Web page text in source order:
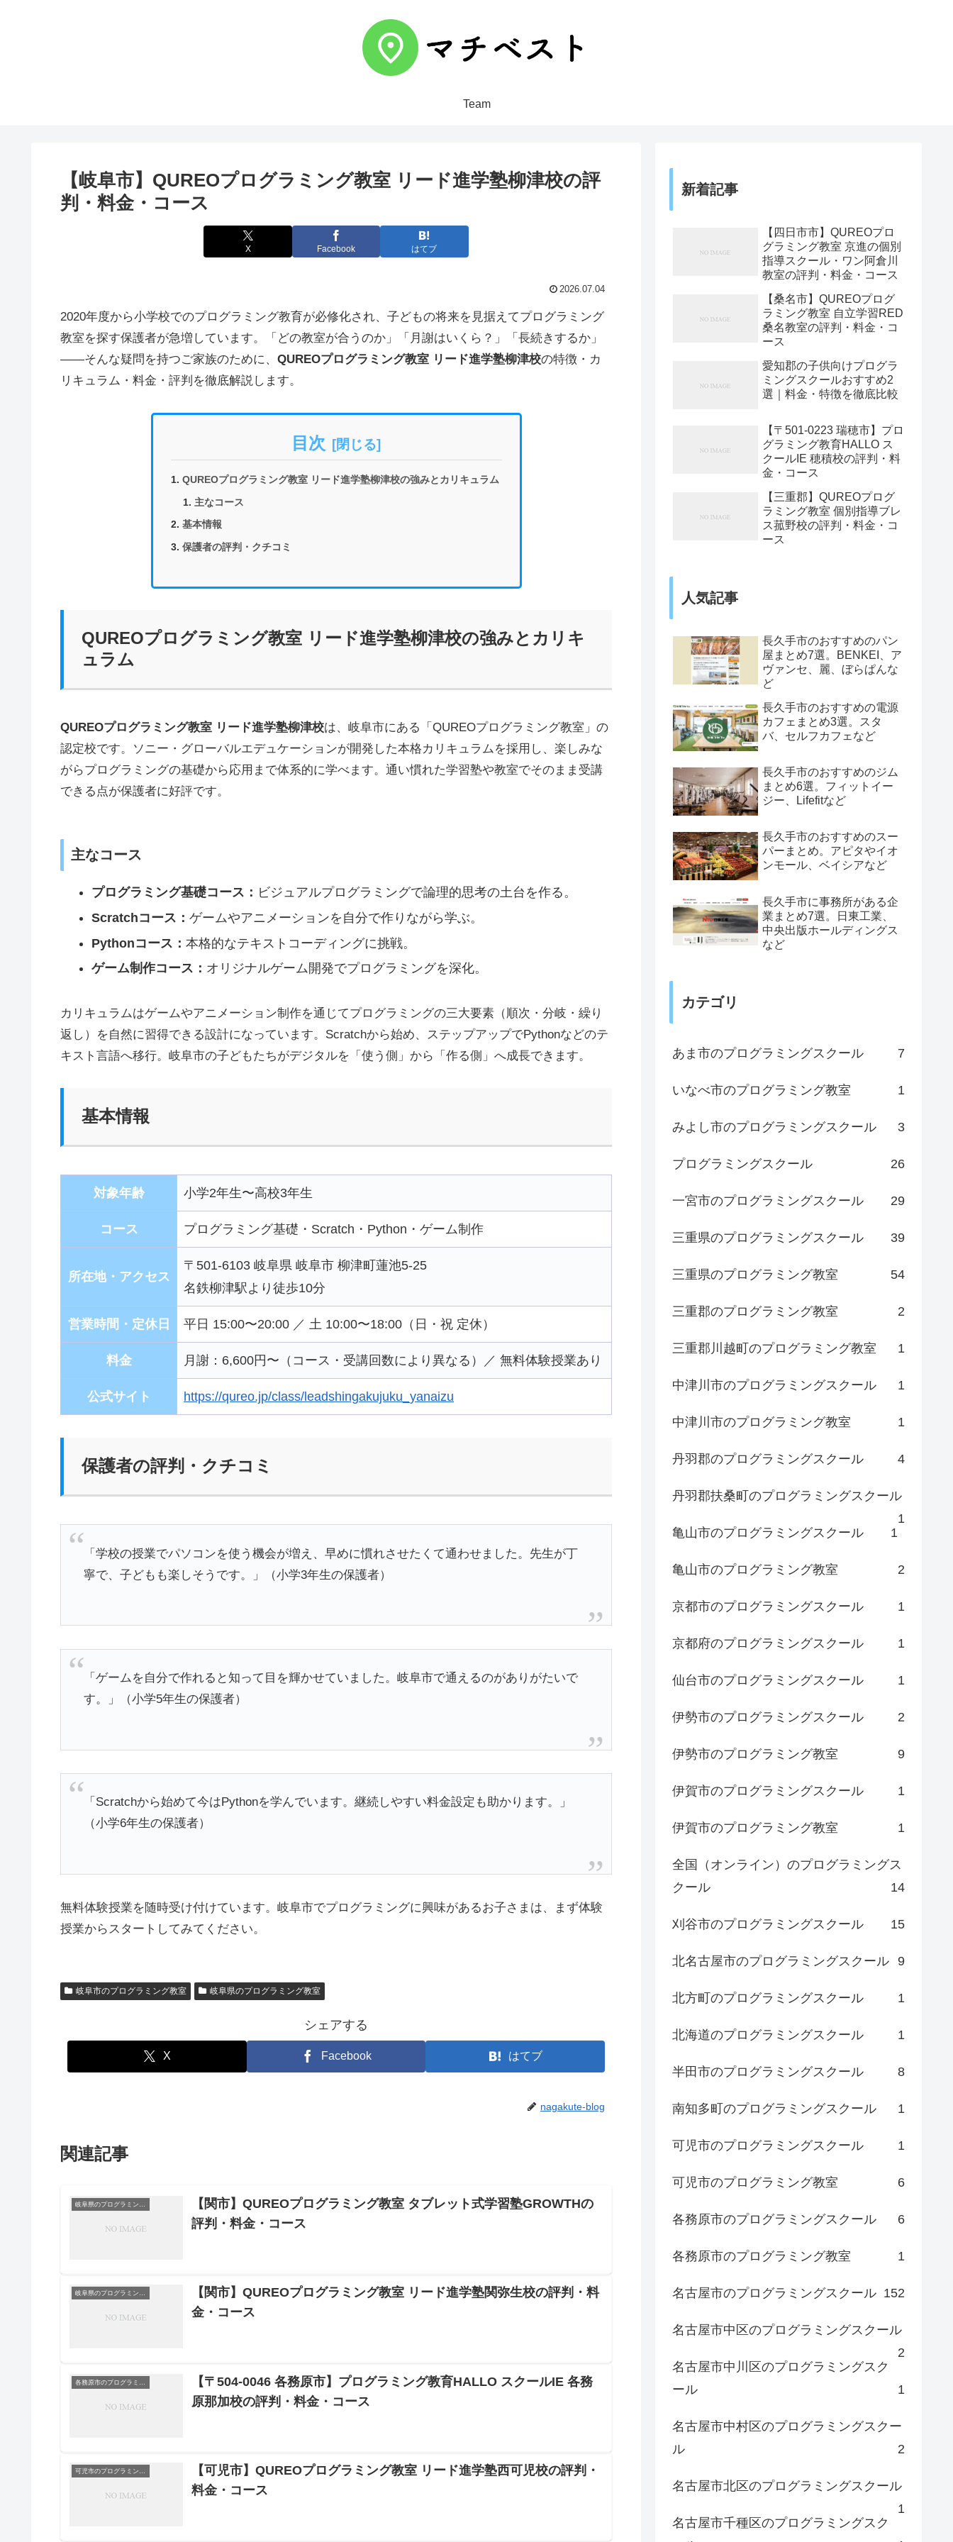
Team
【岐阜市】QUREOプログラミング教室 リード進学塾柳津校の評
判・料金・コース
X Facebook はてブ
2026.07.04
2020年度から小学校でのプログラミング教育が必修化され、子どもの将来を見据えてプログラミング
教室を探す保護者が急増しています。「どの教室が合うのか」「月謝はいくら？」「長続きするか」
——そんな疑問を持つご家族のために、 QUREOプログラミング教室 リード進学塾柳津校の特徴・カ
リキュラム・料金・評判を徹底解説します。
目次
QUREOプログラミング教室 リード進学塾柳津校の強みとカリキュラム
主なコース
基本情報
保護者の評判・クチコミ
QUREOプログラミング教室 リード進学塾柳津校の強みとカリキ
ュラム
QUREOプログラミング教室 リード進学塾柳津校は、岐阜市にある「QUREOプログラミング教室」の
認定校です。ソニー・グローバルエデュケーションが開発した本格カリキュラムを採用し、楽しみな
がらプログラミングの基礎から応用まで体系的に学べます。通い慣れた学習塾や教室でそのまま受講
できる点が保護者に好評です。
主なコース
プログラミング基礎コース： ビジュアルプログラミングで論理的思考の土台を作る。
Scratchコース： ゲームやアニメーションを自分で作りながら学ぶ。
Pythonコース： 本格的なテキストコーディングに挑戦。
ゲーム制作コース： オリジナルゲーム開発でプログラミングを深化。
カリキュラムはゲームやアニメーション制作を通じてプログラミングの三大要素（順次・分岐・繰り
返し）を自然に習得できる設計になっています。Scratchから始め、ステップアップでPythonなどのテ
キスト言語へ移行。岐阜市の子どもたちがデジタルを「使う側」から「作る側」へ成長できます。
基本情報
対象年齢 小学2年生〜高校3年生
コース プログラミング基礎・Scratch・Python・ゲーム制作
所在地・アクセス
〒501-6103 岐阜県 岐阜市 柳津町蓮池5-25
名鉄柳津駅より徒歩10分
営業時間・定休日 平日 15:00〜20:00 ／ 土 10:00〜18:00（日・祝 定休）
料金 月謝：6,600円〜（コース・受講回数により異なる）／ 無料体験授業あり
公式サイト https://qureo.jp/class/leadshingakujuku_yanaizu
保護者の評判・クチコミ
「学校の授業でパソコンを使う機会が増え、早めに慣れさせたくて通わせました。先生が丁
寧で、子どもも楽しそうです。」（小学3年生の保護者）
「ゲームを自分で作れると知って目を輝かせていました。岐阜市で通えるのがありがたいで
す。」（小学5年生の保護者）
「Scratchから始めて今はPythonを学んでいます。継続しやすい料金設定も助かります。」
（小学6年生の保護者）
無料体験授業を随時受け付けています。岐阜市でプログラミングに興味があるお子さまは、まず体験
授業からスタートしてみてください。
岐阜市のプログラミング教室 岐阜県のプログラミング教室
シェアする
X Facebook はてブ
nagakute-blog
関連記事
【関市】QUREOプログラミング教室 タブレット式学習塾GROWTHの
評判・料金・コース
岐阜県のプログラミング教室
【関市】QUREOプログラミング教室 リード進学塾関弥生校の評判・料
金・コース
【〒504-0046 各務原市】プログラミング教育HALLO スクールIE 各務
原那加校の評判・料金・コース
可児市のプログラミング教室
【可児市】QUREOプログラミング教室 リード進学塾西可児校の評判・
料金・コース
新着記事
【四日市市】QUREOプロ
グラミング教室 京進の個別
指導スクール・ワン阿倉川
教室の評判・料金・コース
【桑名市】QUREOプログ
ラミング教室 自立学習RED
桑名教室の評判・料金・コ
ース
愛知郡の子供向けプログラ
ミングスクールおすすめ2
選｜料金・特徴を徹底比較
【〒501-0223 瑞穂市】プロ
グラミング教育HALLO ス
クールIE 穂積校の評判・料
金・コース
【三重郡】QUREOプログ
ラミング教室 個別指導ブレ
ス菰野校の評判・料金・コ
ース
人気記事
長久手市のおすすめのパン
屋まとめ7選。BENKEI、ア
ヴァンセ、麗、ぼらぱんな
ど
長久手市のおすすめの電源
カフェまとめ3選。スタ
バ、セルフカフェなど
長久手市のおすすめのジム
まとめ6選。フィットイー
ジー、Lifefitなど
長久手市のおすすめのスー
パーまとめ。アピタやイオ
ンモール、ベイシアなど
長久手市に事務所がある企
業まとめ7選。日東工業、
中央出版ホールディングス
など
カテゴリ
あま市のプログラミングスクール 7
いなべ市のプログラミング教室 1
みよし市のプログラミングスクール 3
プログラミングスクール 26
一宮市のプログラミングスクール 29
三重県のプログラミングスクール 39
三重県のプログラミング教室 54
三重郡のプログラミング教室 2
三重郡川越町のプログラミング教室 1
中津川市のプログラミングスクール 1
中津川市のプログラミング教室 1
丹羽郡のプログラミングスクール 4
丹羽郡扶桑町のプログラミングスクール
1
亀山市のプログラミングスクール
1
亀山市のプログラミング教室 2
京都市のプログラミングスクール 1
京都府のプログラミングスクール 1
仙台市のプログラミングスクール 1
伊勢市のプログラミングスクール 2
伊勢市のプログラミング教室 9
伊賀市のプログラミングスクール 1
伊賀市のプログラミング教室 1
全国（オンライン）のプログラミングス
クール
14
刈谷市のプログラミングスクール 15
北名古屋市のプログラミングスクール 9
北方町のプログラミングスクール 1
北海道のプログラミングスクール 1
半田市のプログラミングスクール 8
南知多町のプログラミングスクール 1
可児市のプログラミングスクール 1
可児市のプログラミング教室 6
各務原市のプログラミングスクール 6
各務原市のプログラミング教室 1
名古屋市のプログラミングスクール 152
名古屋市中区のプログラミングスクール
2
名古屋市中川区のプログラミングスク
ール
1
名古屋市中村区のプログラミングスクー
ル
2
名古屋市北区のプログラミングスクール
1
名古屋市千種区のプログラミングスク